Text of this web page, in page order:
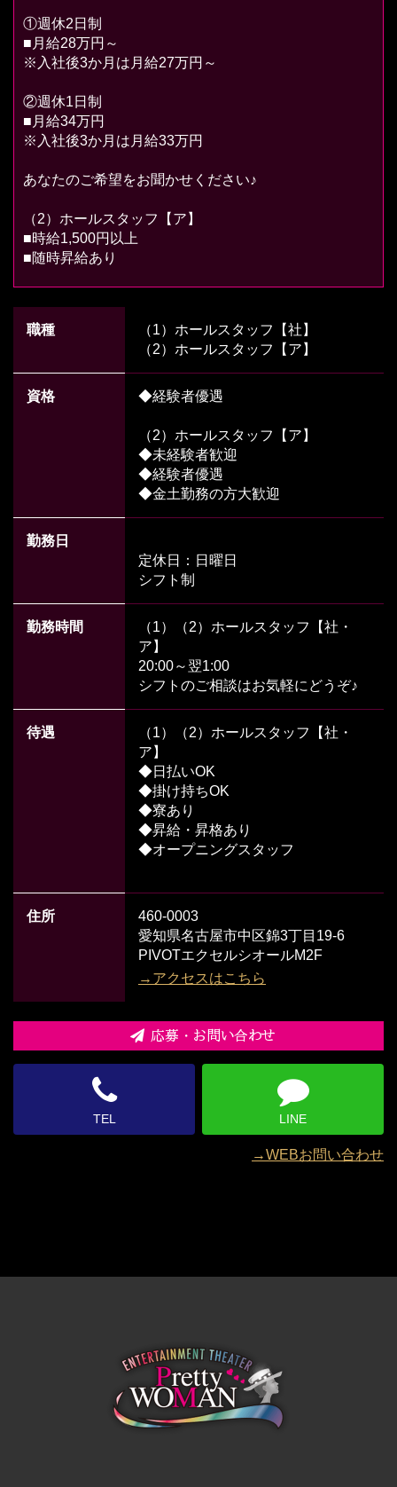
①週休2日制
■月給28万円～
※入社後3か月は月給27万円～
②週休1日制
■月給34万円
※入社後3か月は月給33万円
あなたのご希望をお聞かせください♪
（2）ホールスタッフ【ア】
■時給1,500円以上
■随時昇給あり
職種
（1）ホールスタッフ【社】
（2）ホールスタッフ【ア】
資格 ◆経験者優遇
（2）ホールスタッフ【ア】
◆未経験者歓迎
◆経験者優遇
◆金土勤務の方大歓迎
勤務日
定休日：日曜日
シフト制
勤務時間
（1）（2）ホールスタッフ【社・
ア】
20:00～翌1:00
シフトのご相談はお気軽にどうぞ♪
待遇
（1）（2）ホールスタッフ【社・
ア】
◆日払いOK
◆掛け持ちOK
◆寮あり
◆昇給・昇格あり
◆オープニングスタッフ
住所
460-0003
愛知県名古屋市中区錦3丁目19-6
PIVOTエクセルシオールM2F
→アクセスはこちら
応募・お問い合わせ
TEL LINE
→WEBお問い合わせ